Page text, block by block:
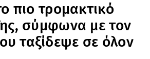
πιο τρομακτικό
σύμφωνα με τον
ταξίδεψε σε όλον